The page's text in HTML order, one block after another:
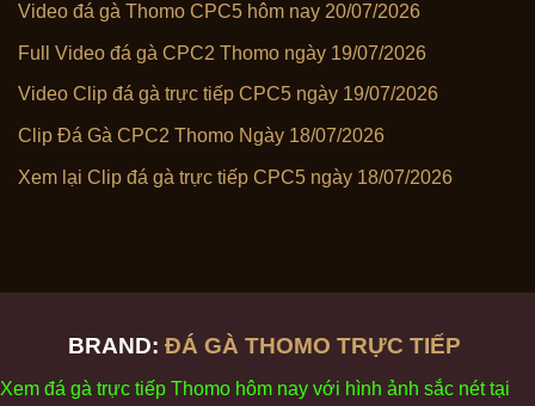
Video đá gà Thomo CPC5 hôm nay 20/07/2026
Full Video đá gà CPC2 Thomo ngày 19/07/2026
Video Clip đá gà trực tiếp CPC5 ngày 19/07/2026
Clip Đá Gà CPC2 Thomo Ngày 18/07/2026
Xem lại Clip đá gà trực tiếp CPC5 ngày 18/07/2026
BRAND: ĐÁ GÀ THOMO TRỰC TIẾP
Xem đá gà trực tiếp Thomo hôm nay với hình ảnh sắc néttại